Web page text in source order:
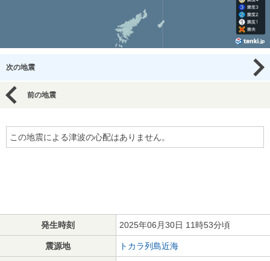
次の地震
前の地震
この地震による津波の心配はありません。
発生時刻 2025年06月30日 11時53分頃
震源地 トカラ列島近海